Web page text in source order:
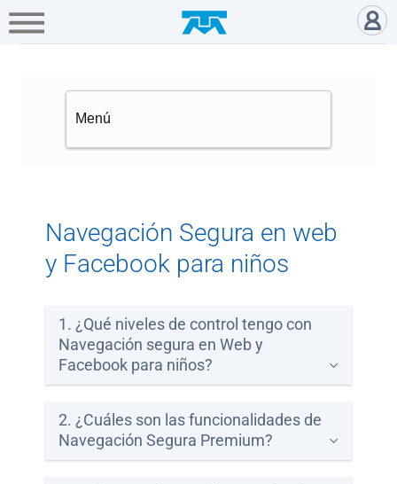
Hogar Empresa Gamers
A+
Telmex
Tienda
Portabilidad
Recibo
Navegación Segura en web
y Facebook para niños
1. ¿Qué niveles de control tengo con
Navegación segura en Web y
Facebook para niños?
2. ¿Cuáles son las funcionalidades de
Navegación Segura Premium?